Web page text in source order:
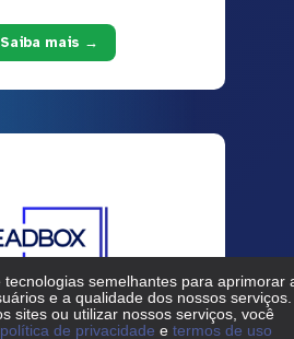
Saiba mais →
EADBOX